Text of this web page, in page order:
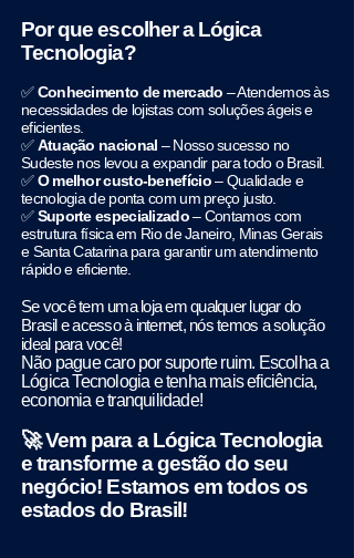
Por que escolher a Lógica
Tecnologia?
✅Conhecimento de mercado – Atendemos às
necessidades de lojistas com soluções ágeis e
eficientes.
✅Atuação nacional – Nosso sucesso no
Sudeste nos levou a expandir para todo o Brasil.
✅O melhor custo-benefício– Qualidade e
tecnologia de ponta com um preço justo.
✅Suporte especializado– Contamos com
estrutura física em Rio de Janeiro, Minas Gerais
e Santa Catarina para garantir um atendimento
rápido e eficiente.
Se você tem uma loja em qualquer lugar do
Brasil e acesso à internet, nós temos a solução
ideal para você!
Não pague caro por suporte ruim. Escolha a
Lógica Tecnologia e tenha mais eficiência,
economia e tranquilidade!
🚀 Vem para a Lógica Tecnologia
e transforme a gestão do seu
negócio! Estamos em todos os
estados do Brasil!